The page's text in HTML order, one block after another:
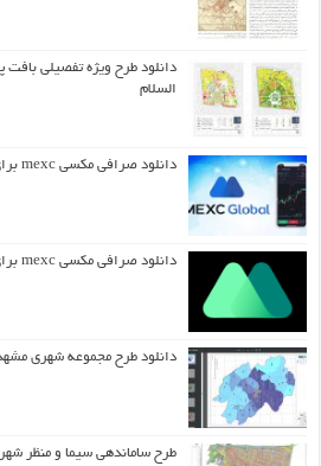
دانلود طرح ويژه تفصيلي بافت
السلام
دانلود صرافی مکسی mexc برای اندروید
دانلود صرافی مکسی mexc برای آیفون و ios
دانلود طرح مجموعه شهری
طرح ساماندهی سیما و منظر